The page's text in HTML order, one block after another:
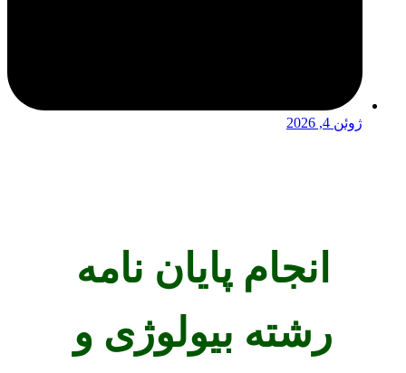
ژوئن 4, 2026
انجام پایان نامه
رشته بیولوژی و